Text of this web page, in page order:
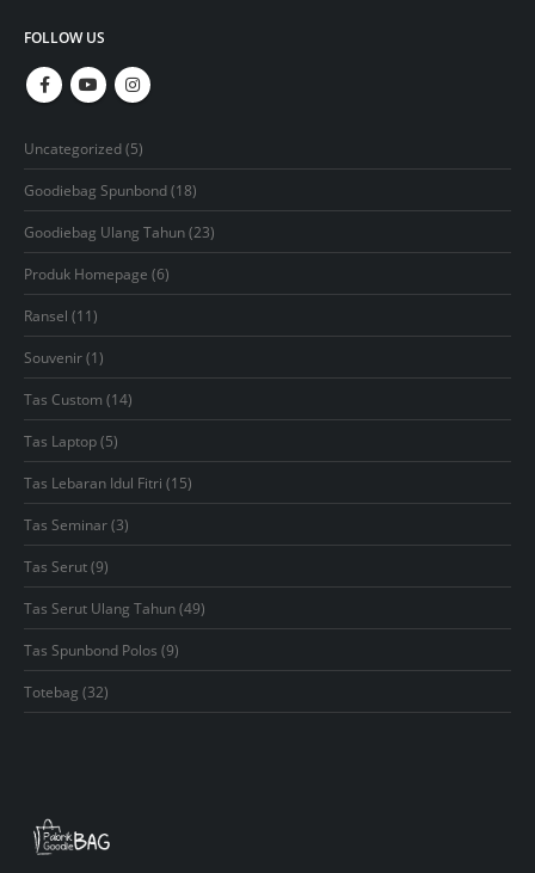
FOLLOW US
Uncategorized 55
products
Goodiebag Spunbond 1818
products
Goodiebag Ulang Tahun 2323
products
Produk Homepage 66
products
Ransel 1111
products
Souvenir 11
product
Tas Custom 1414
products
Tas Laptop 55
products
Tas Lebaran Idul Fitri 1515
products
Tas Seminar 33
products
Tas Serut 99
products
Tas Serut Ulang Tahun 4949
products
Tas Spunbond Polos 99
products
Totebag 3232
products